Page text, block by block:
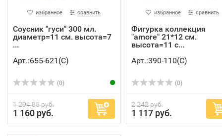
избранное сравнить
Соусник "гуси" 300 мл.
диаметр=11 см. высота=7
...
Арт.:655-621(C)
(0)
1 294,85 руб.
1 160 руб.
избранное сравнить
Фигурка коллекция
"amore" 21*12 см.
высота=11 с...
Арт.:390-110(C)
(0)
2 242 руб.
1 117 руб.